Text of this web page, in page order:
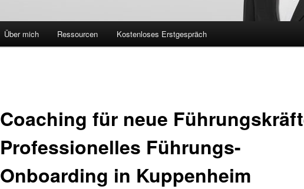
Über mich Ressourcen Kostenloses Erstgespräch
Coaching für neue
Professionelles Führungs-
Onboarding in Kuppenheim